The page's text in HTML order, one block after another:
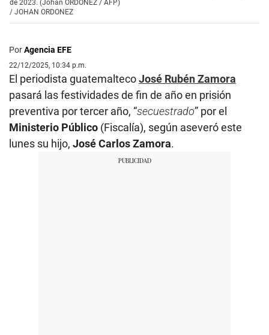
de 2023. (Johan ORDONEZ / AFP)
/ JOHAN ORDONEZ
PorAgencia EFE
22/12/2025, 10:34 p.m.
El periodista guatemaltecoJosé Rubén Zamora
pasará las festividades de fin de año en prisión
preventiva por tercer año, “secuestrado” por el
Ministerio Público (Fiscalía), según aseveró este
lunes su hijo, José Carlos Zamora.